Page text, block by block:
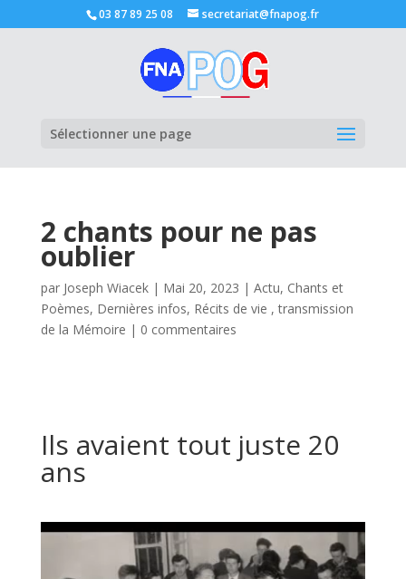
03 87 89 25 08 secretariat@fnapog.fr
Sélectionner une page
2 chants pour ne pas
oublier
par Joseph Wiacek| Mai 20, 2023 | Actu, Chants et
Poèmes, Dernières infos, Récits de vie , transmission
de la Mémoire | 0 commentaires
Ils avaient tout juste 20
ans